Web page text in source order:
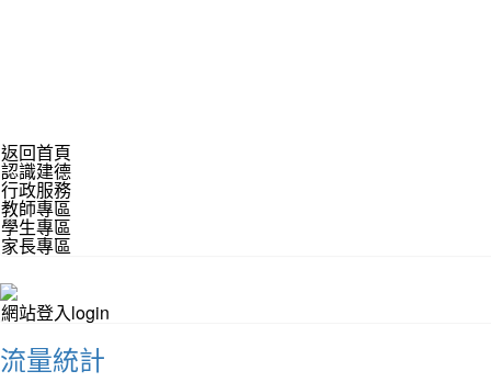
返回首頁
認識建德
行政服務
教師專區
學生專區
家長專區
網站登入login
流量統計